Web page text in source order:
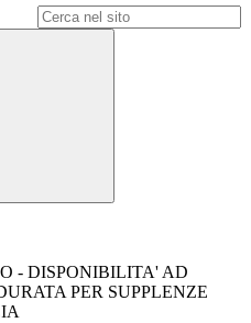
- DISPONIBILITA' AD
PER SUPPLENZE